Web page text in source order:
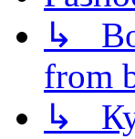
↳
from
↳